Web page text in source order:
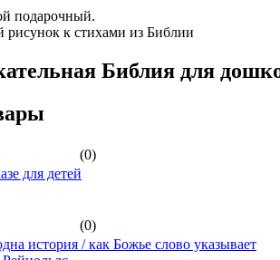
подарочный.
к стихами из Библии
Библия для
(0)
для детей
(0)
история / как Божье слово указывает